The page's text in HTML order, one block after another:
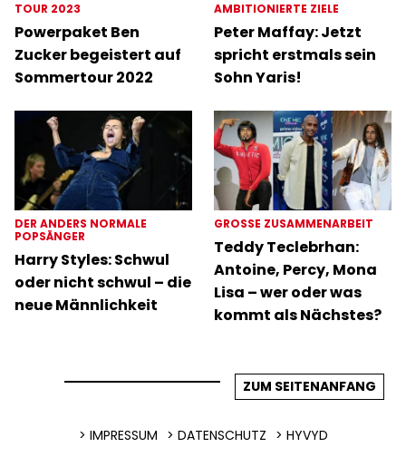
TOUR 2023
Powerpaket Ben
Zucker begeistert auf
Sommertour 2022
AMBITIONIERTE ZIELE
Peter Maffay: Jetzt
spricht erstmals sein
Sohn Yaris!
DER ANDERS NORMALE
POPSÄNGER
Harry Styles: Schwul
oder nicht schwul – die
neue Männlichkeit
GROSSE ZUSAMMENARBEIT
Teddy Teclebrhan:
Antoine, Percy, Mona
Lisa – wer oder was
kommt als Nächstes?
ZUM SEITENANFANG
IMPRESSUM DATENSCHUTZ
HYVYD